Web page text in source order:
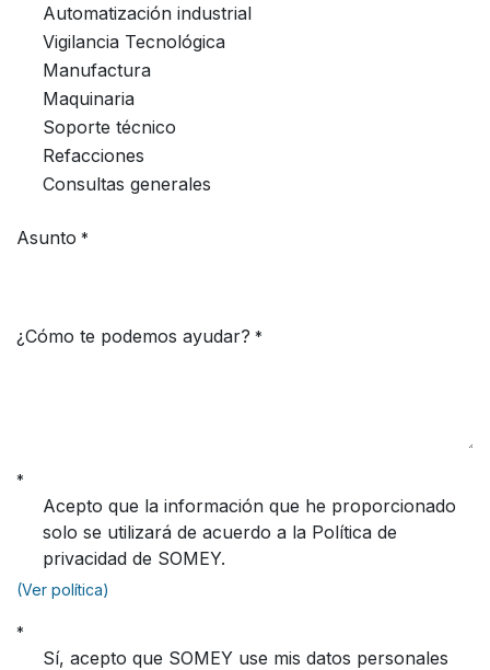
Automatización industrial
Vigilancia Tecnológica
Manufactura
Maquinaria
Soporte técnico
Refacciones
Consultas generales
Asunto *
¿Cómo te podemos ayudar? *
*
Acepto que la información que he proporcionado
solo se utilizará de acuerdo a la Política de
privacidad de SOMEY.
(Ver política)
*
Sí, acepto que SOMEY use mis datos personales